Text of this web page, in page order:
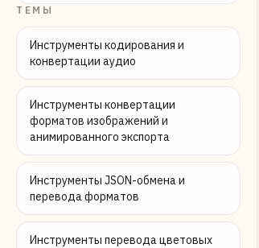
ТЕМЫ
Инструменты кодирования и
конвертации аудио
Инструменты конвертации
форматов изображений и
анимированного экспорта
Инструменты JSON-обмена и
перевода форматов
Инструменты перевода цветовых